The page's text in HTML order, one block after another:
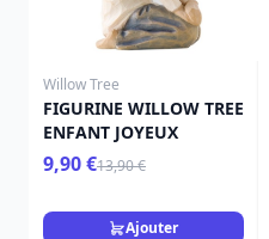
Willow Tree
FIGURINE WILLOW TREE
ENFANT JOYEUX
9,90 €13,90 €
Ajouter